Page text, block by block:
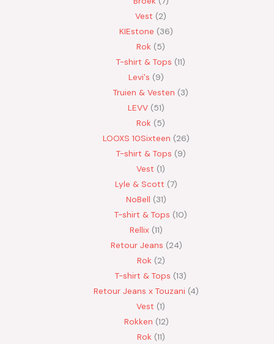
Vest
2
KIEstone
36
Rok 5
T-shirt & Tops 11
Levi's
9
Truien & Vesten
3
LEVV 51
Rok 5
LOOXS 10Sixteen
26
T-shirt & Tops 9
Vest 1
Lyle & Scott 7
NoBell
31
T-shirt & Tops 10
Rellix 11
Retour Jeans 24
Rok 2
T-shirt & Tops 13
Retour Jeans x Touzani 4
Vest 1
Rokken 12
Rok 11